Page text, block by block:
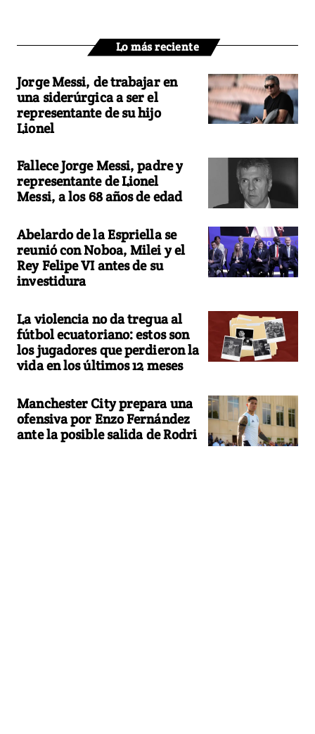
Lo más reciente
Jorge Messi, de trabajar en
una siderúrgica a ser el
representante de su hijo
Lionel
Fallece Jorge Messi, padre y
representante de Lionel
Messi, a los 68 años de edad
Abelardo de la Espriella se
reunió con Noboa, Milei y el
Rey Felipe VI antes de su
investidura
La violencia no da tregua al
fútbol ecuatoriano: estos son
los jugadores que perdieron la
vida en los últimos 12 meses
Manchester City prepara una
ofensiva por Enzo Fernández
ante la posible salida de Rodri